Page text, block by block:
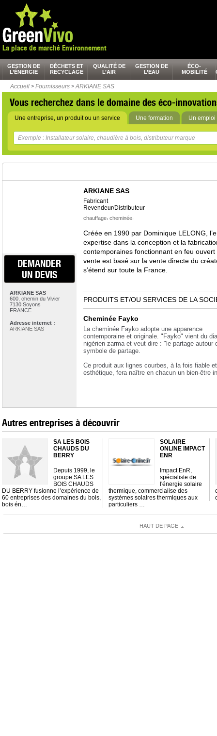
La place de marché Environnement
GESTION DE
L’ÉNERGIE
DÉCHETS ET
RECYCLAGE
QUALITÉ DE
L’AIR
GESTION DE
L’EAU
ÉCO-
MOBILITÉ
Accueil > Fournisseurs > ARKIANE SAS
Vous recherchez dans le domaine des éco-
Une entreprise, un produit ou un service Une formation Un emploi
DEMANDER
UN DEVIS
ARKIANE SAS
600, chemin du Vivier
7130 Soyons
FRANCE
Adresse internet :
ARKIANE SAS
ARKIANE SAS
Fabricant
Revendeur/Distributeur
chauffage, cheminée,
Créée en 1990 par Dominique LELONG,
expertise dans la conception et la
contemporaines fonctionnant en feu
vente est basé sur la vente directe du
s’étend sur toute la France.
PRODUITS ET/OU SERVICES DE LA
Cheminée Fayko
La cheminée Fayko adopte une apparence
contemporaine et originale. "Fayko" vient du
nigérien zarma et veut dire : "le partage autour
symbole de partage.
Ce produit aux lignes courbes, à la fois fiable et
esthétique, fera naître en chacun un bien-être
Autres entreprises à découvrir
SA LES BOIS
CHAUDS DU
BERRY
Depuis 1999, le
groupe SA LES
BOIS CHAUDS
DU BERRY fusionne l’expérience de
60 entreprises des domaines du bois,
bois én…
SOLAIRE
ONLINE IMPACT
ENR
Impact EnR,
spécialiste de
l'énergie solaire
thermique, commercialise des
systèmes solaires thermiques aux
particuliers …
HAUT DE PAGE